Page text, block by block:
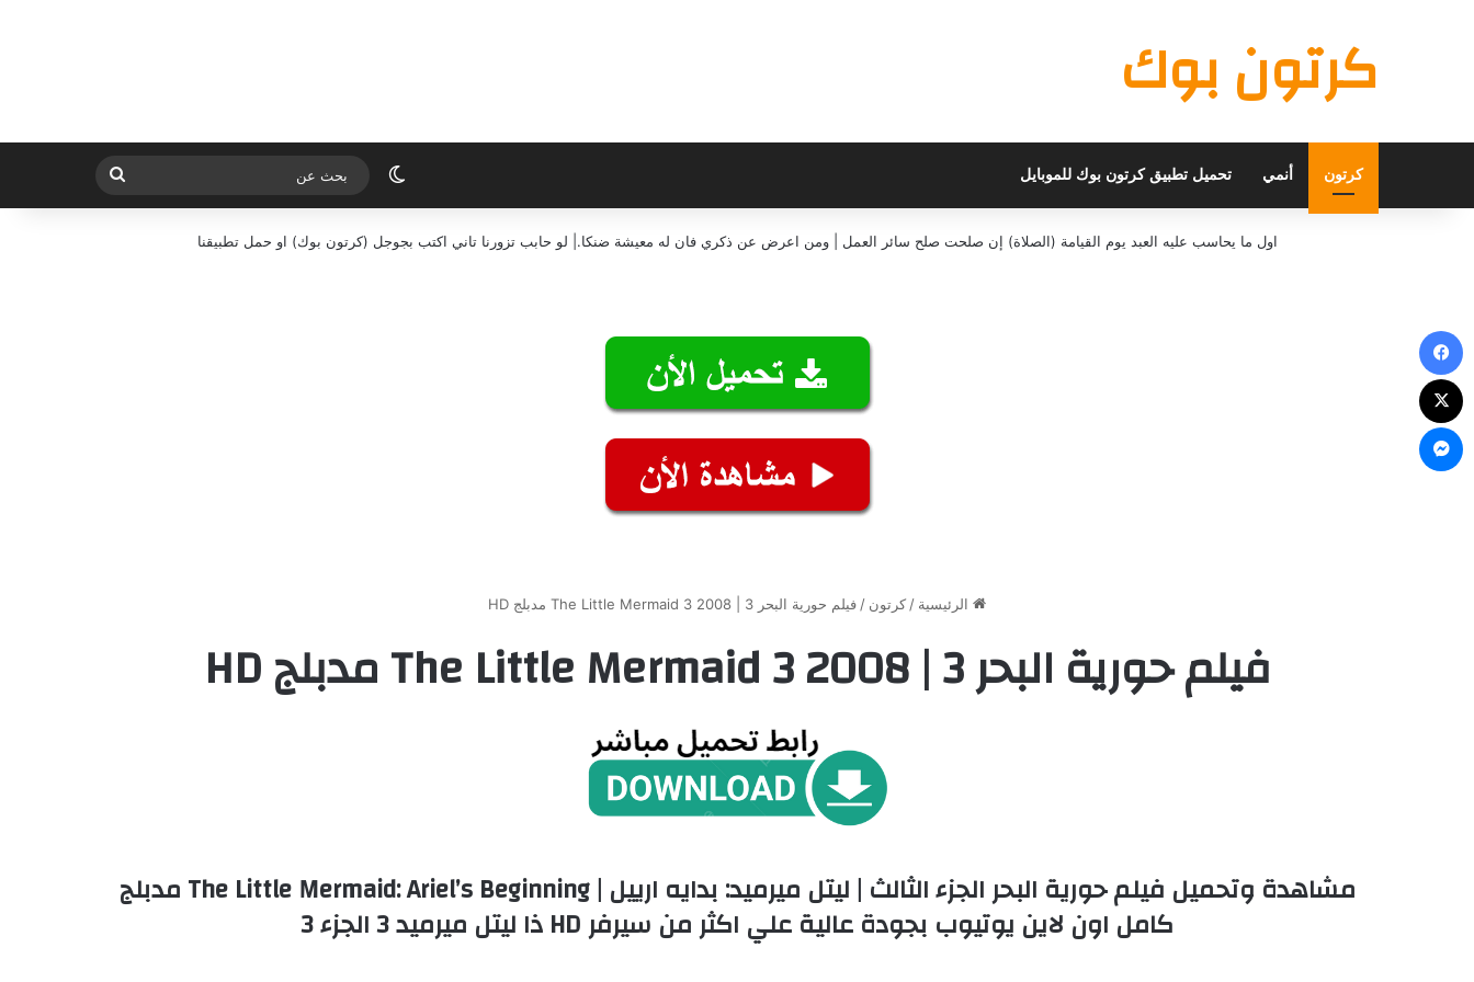
كرتون بوك
كرتون أنمي تحميل تطبيق كرتون بوك للموبايل الوضع المظلم
بحث
عن
اول ما يحاسب عليه العبد يوم القيامة (الصلاة) إن صلحت صلح سائر العمل | ومن اعرض عن ذكري فان له معيشة ضنكا.| لو حابب تزورنا تاني اكتب بجوجل (كرتون بوك) او حمل تطبيقنا
الرئيسية / كرتون / فيلم حورية البحر 3 | The Little Mermaid 3 2008 مدبلج HD
فيلم حورية البحر 3 | The Little Mermaid 3 2008 مدبلج HD
مشاهدة وتحميل فيلم حورية البحر الجزء الثالث | ليتل ميرميد: بدايه ارييل | The Little Mermaid: Ariel’s Beginning مدبلج
كامل اون لاين يوتيوب بجودة عالية علي اكثر من سيرفر HD ذا ليتل ميرميد 3 الجزء 3